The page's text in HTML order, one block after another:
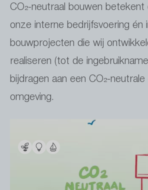
CO₂-neutraal bouwen betekent
onze interne bedrijfsvoering én
bouwprojecten die wij
realiseren (tot de
bijdragen aan een CO₂-
omgeving.